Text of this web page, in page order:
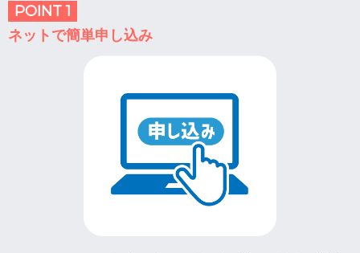
POINT 1
ネットで簡単申し込み